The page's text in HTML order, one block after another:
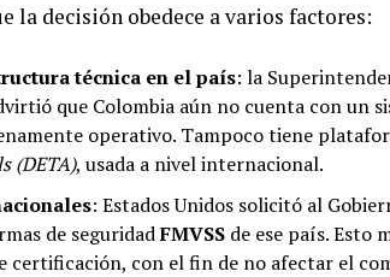
la decisión obedece a varios factores:
técnica en el país: la
que Colombia aún no cuenta con un
operativo. Tampoco tiene
(DETA), usada a nivel internacional.
: Estados Unidos solicitó al
de seguridadFMVSS de ese país. Esto
certificación, con el fin de no afectar el